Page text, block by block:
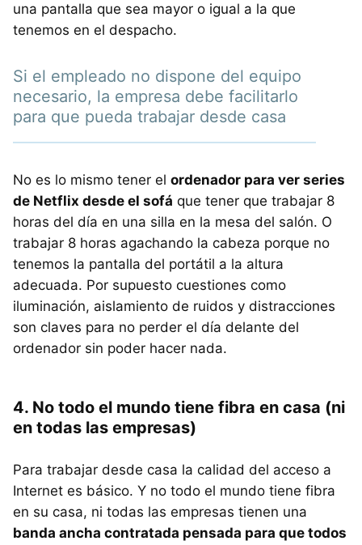
una pantalla que sea mayor o igual a la que
tenemos en el despacho.
Si el empleado no dispone del equipo
necesario, la empresa debe facilitarlo
para que pueda trabajar desde casa
No es lo mismo tener el ordenador para ver series
de Netflix desde el sofá que tener que trabajar 8
horas del día en una silla en la mesa del salón. O
trabajar 8 horas agachando la cabeza porque no
tenemos la pantalla del portátil a la altura
adecuada. Por supuesto cuestiones como
iluminación, aislamiento de ruidos y distracciones
son claves para no perder el día delante del
ordenador sin poder hacer nada.
4. No todo el mundo tiene fibra en casa (ni
en todas las empresas)
Para trabajar desde casa la calidad del acceso a
Internet es básico. Y no todo el mundo tiene fibra
en su casa, ni todas las empresas tienen una
banda ancha contratada pensada para que todos